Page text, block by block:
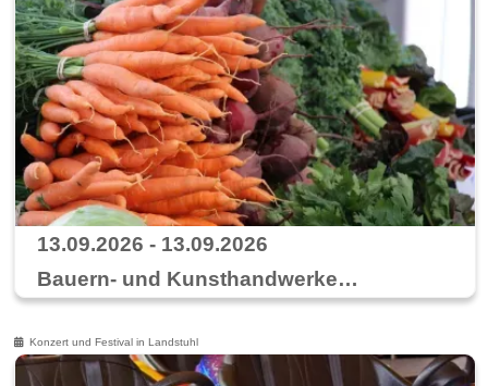
13.09.2026 - 13.09.2026
Bauern- und Kunsthandwerkermarkt in Berglangenbach
Konzert und Festival in Landstuhl